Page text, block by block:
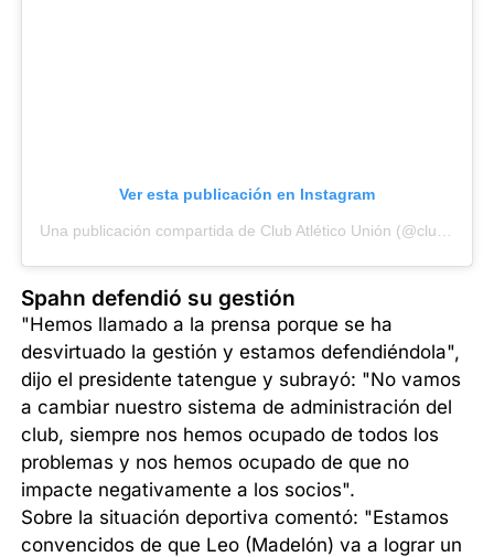
Ver esta publicación en Instagram
Spahn defendió su gestión
"Hemos llamado a la prensa porque se ha
desvirtuado la gestión y estamos defendiéndola",
dijo el presidente tatengue y subrayó: "No vamos
a cambiar nuestro sistema de administración del
club, siempre nos hemos ocupado de todos los
problemas y nos hemos ocupado de que no
impacte negativamente a los socios".
Sobre la situación deportiva comentó: "Estamos
convencidos de que Leo (Madelón) va a lograr un